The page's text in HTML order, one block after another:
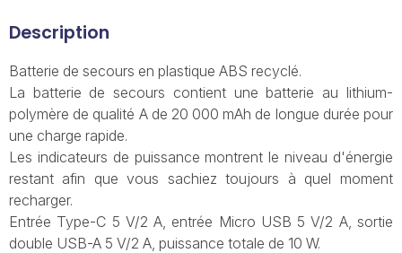
Description
Batterie de secours en plastique ABS recyclé.
La batterie de secours contient une batterie au lithium-
polymère de qualité A de 20 000 mAh de longue durée pour
une charge rapide.
Les indicateurs de puissance montrent le niveau d'énergie
restant afin que vous sachiez toujours à quel moment
recharger.
Entrée Type-C 5 V/2 A, entrée Micro USB 5 V/2 A, sortie
double USB-A 5 V/2 A, puissance totale de 10 W.